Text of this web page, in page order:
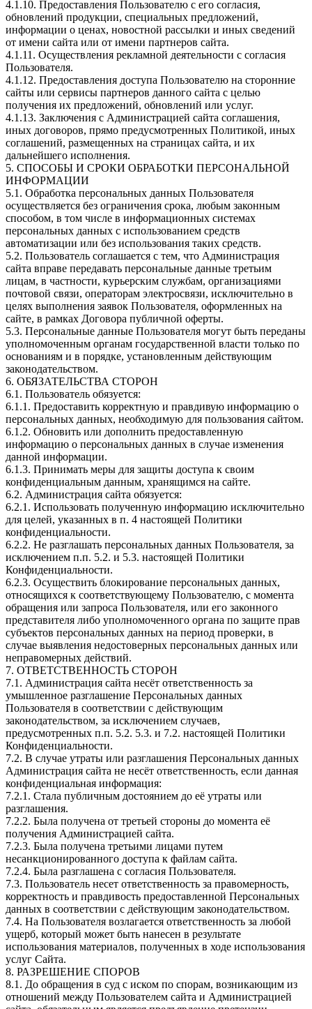
4.1.10. Предоставления Пользователю с его согласия,
обновлений продукции, специальных предложений,
информации о ценах, новостной рассылки и иных сведений
от имени сайта или от имени партнеров сайта.
4.1.11. Осуществления рекламной деятельности с согласия
Пользователя.
4.1.12. Предоставления доступа Пользователю на сторонние
сайты или сервисы партнеров данного сайта с целью
получения их предложений, обновлений или услуг.
4.1.13. Заключения с Администрацией сайта соглашения,
иных договоров, прямо предусмотренных Политикой, иных
соглашений, размещенных на страницах сайта, и их
дальнейшего исполнения.
5. СПОСОБЫ И СРОКИ ОБРАБОТКИ ПЕРСОНАЛЬНОЙ
ИНФОРМАЦИИ
5.1. Обработка персональных данных Пользователя
осуществляется без ограничения срока, любым законным
способом, в том числе в информационных системах
персональных данных с использованием средств
автоматизации или без использования таких средств.
5.2. Пользователь соглашается с тем, что Администрация
сайта вправе передавать персональные данные третьим
лицам, в частности, курьерским службам, организациями
почтовой связи, операторам электросвязи, исключительно в
целях выполнения заявок Пользователя, оформленных на
сайте, в рамках Договора публичной оферты.
5.3. Персональные данные Пользователя могут быть переданы
уполномоченным органам государственной власти только по
основаниям и в порядке, установленным действующим
законодательством.
6. ОБЯЗАТЕЛЬСТВА СТОРОН
6.1. Пользователь обязуется:
6.1.1. Предоставить корректную и правдивую информацию о
персональных данных, необходимую для пользования сайтом.
6.1.2. Обновить или дополнить предоставленную
информацию о персональных данных в случае изменения
данной информации.
6.1.3. Принимать меры для защиты доступа к своим
конфиденциальным данным, хранящимся на сайте.
6.2. Администрация сайта обязуется:
6.2.1. Использовать полученную информацию исключительно
для целей, указанных в п. 4 настоящей Политики
конфиденциальности.
6.2.2. Не разглашать персональных данных Пользователя, за
исключением п.п. 5.2. и 5.3. настоящей Политики
Конфиденциальности.
6.2.3. Осуществить блокирование персональных данных,
относящихся к соответствующему Пользователю, с момента
обращения или запроса Пользователя, или его законного
представителя либо уполномоченного органа по защите прав
субъектов персональных данных на период проверки, в
случае выявления недостоверных персональных данных или
неправомерных действий.
7. ОТВЕТСТВЕННОСТЬ СТОРОН
7.1. Администрация сайта несёт ответственность за
умышленное разглашение Персональных данных
Пользователя в соответствии с действующим
законодательством, за исключением случаев,
предусмотренных п.п. 5.2. 5.3. и 7.2. настоящей Политики
Конфиденциальности.
7.2. В случае утраты или разглашения Персональных данных
Администрация сайта не несёт ответственность, если данная
конфиденциальная информация:
7.2.1. Стала публичным достоянием до её утраты или
разглашения.
7.2.2. Была получена от третьей стороны до момента её
получения Администрацией сайта.
7.2.3. Была получена третьими лицами путем
несанкционированного доступа к файлам сайта.
7.2.4. Была разглашена с согласия Пользователя.
7.3. Пользователь несет ответственность за правомерность,
корректность и правдивость предоставленной Персональных
данных в соответствии с действующим законодательством.
7.4. На Пользователя возлагается ответственность за любой
ущерб, который может быть нанесен в результате
использования материалов, полученных в ходе использования
услуг Сайта.
8. РАЗРЕШЕНИЕ СПОРОВ
8.1. До обращения в суд с иском по спорам, возникающим из
отношений между Пользователем сайта и Администрацией